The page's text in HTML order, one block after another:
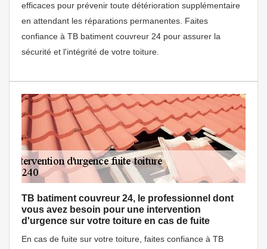
efficaces pour prévenir toute détérioration supplémentaire
en attendant les réparations permanentes. Faites
confiance à TB batiment couvreur 24 pour assurer la
sécurité et l'intégrité de votre toiture.
TB batiment couvreur 24, le professionnel dont
vous avez besoin pour une intervention
d'urgence sur votre toiture en cas de fuite
En cas de fuite sur votre toiture, faites confiance à TB